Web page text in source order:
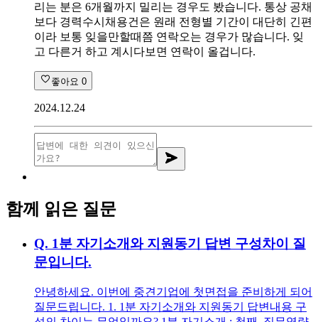
리는 분은 6개월까지 밀리는 경우도 봤습니다. 통상 공채
보다 경력수시채용건은 원래 전형별 기간이 대단히 긴편
이라 보통 잊을만할때쯤 연락오는 경우가 많습니다. 잊
고 다른거 하고 계시다보면 연락이 올겁니다.
좋아요 0
2024.12.24
함께 읽은 질문
Q. 1분 자기소개와 지원동기 답변 구성차이 질
문입니다.
안녕하세요. 이번에 중견기업에 첫면접을 준비하게 되어
질문드립니다. 1. 1분 자기소개와 지원동기 답변내용 구